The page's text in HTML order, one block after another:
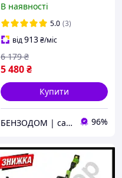
посадка Макіта
+БЕЗКОШТОВНА
ДОСТАВКА!
В наявності
5.0 (3)
від913₴/міс
5 480₴
6 179 ₴
Купити
БЕНЗОДОМ | садова техніка та електроінструмент 96%